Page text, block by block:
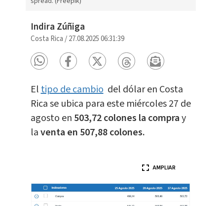
Indira Zúñiga
Costa Rica /27.08.2025 06:31:39
Eltipo de cambio del dólar en Costa
Rica se ubica para este miércoles 27 de
agosto en 503,72 colones la compray
laventa en 507,88 colones.
AMPLIAR